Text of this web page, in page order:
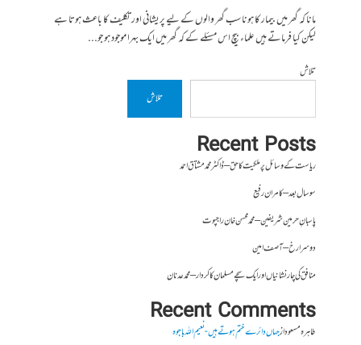
مانا کہ گھر میں بیمار کا ہونا سب گھر والوں کے لیے پریشانی اور تکلیف کا باعث ہوتا ہے
لیکن کیا فرماتے ہیں علماء بیچ اس مسئلے کے کہ گھر میں ایک بہرا موجود ہو جو...
تلاش
تلاش
Recent Posts
ریاست کے وسائل پر ملکیت کا حق – ڈاکٹر محمد مشتاق احمد
سو سال بعد – کامران رفیع
پاسبانِ حرمین شریفین – محمد محسن خان راجپوت
دوسرا رخ – آصف امین
منافق کی چار نشانیاں اور ایک سچے مسلمان کا کردار – محمد عدنان
Recent Comments
طاہرہ مسعودازجہاں دائرے ختم ہوتے ہیں- نعیم اللہ باجوہ